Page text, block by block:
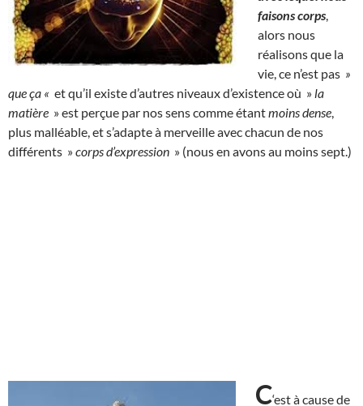
faisons corps
alors nous
réalisons que la
vie, ce n’est pas »
que ça « et qu’il existe d’autres niveaux d’existence où » la
matière » est perçue par nos sens comme étantmoins dense
plus malléable, et s’adapte à merveille avec chacun de nos
différents »corps d’expression » (nous en avons au moins sept.)
C‘est à cause de